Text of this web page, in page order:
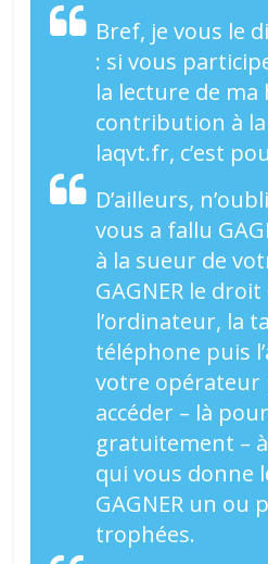
Bref, je vous le
: si vous
la lecture de ma
contribution à
laqvt.fr, c’est
D’ailleurs,
vous a fallu
à la sueur de
GAGNER le droit
l’ordinateur, la
téléphone puis
votre
accéder – là
gratuitement –
qui vous donne
GAGNER un ou
trophées.